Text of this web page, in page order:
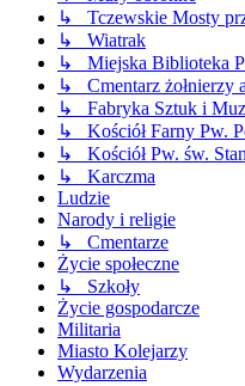
↳ Tczewskie Mosty
↳ Wiatrak
↳ Miejska Biblioteka
↳ Cmentarz żołnierzy
↳ Fabryka Sztuk i
↳ Kościół Farny Pw.
↳ Kościół Pw. św.
↳ Karczma
Ludzie
Narody i religie
↳ Cmentarze
Życie społeczne
↳ Szkoły
Życie gospodarcze
Militaria
Miasto Kolejarzy
Wydarzenia